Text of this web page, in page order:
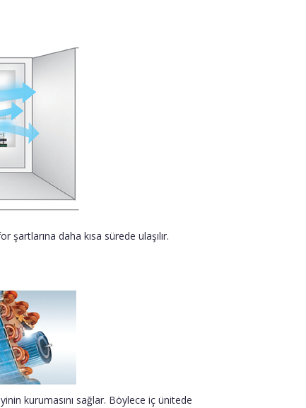
şartlarına daha kısa sürede ulaşılır.
kurumasını sağlar. Böylece iç ünitede